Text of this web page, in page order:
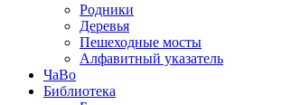
Родники
Деревья
Пешеходные мосты
Алфавитный указатель
ЧаВо
Библиотека